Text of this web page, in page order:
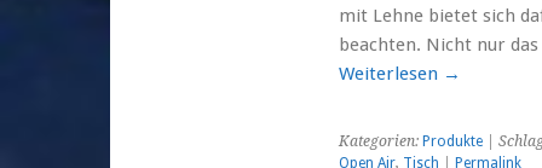
Lehne
oder
Balkon
mit Lehne bietet sich
beachten. Nicht nur
Weiterlesen →
Kategorien: Produkte|
Open Air, Tisch Permalink